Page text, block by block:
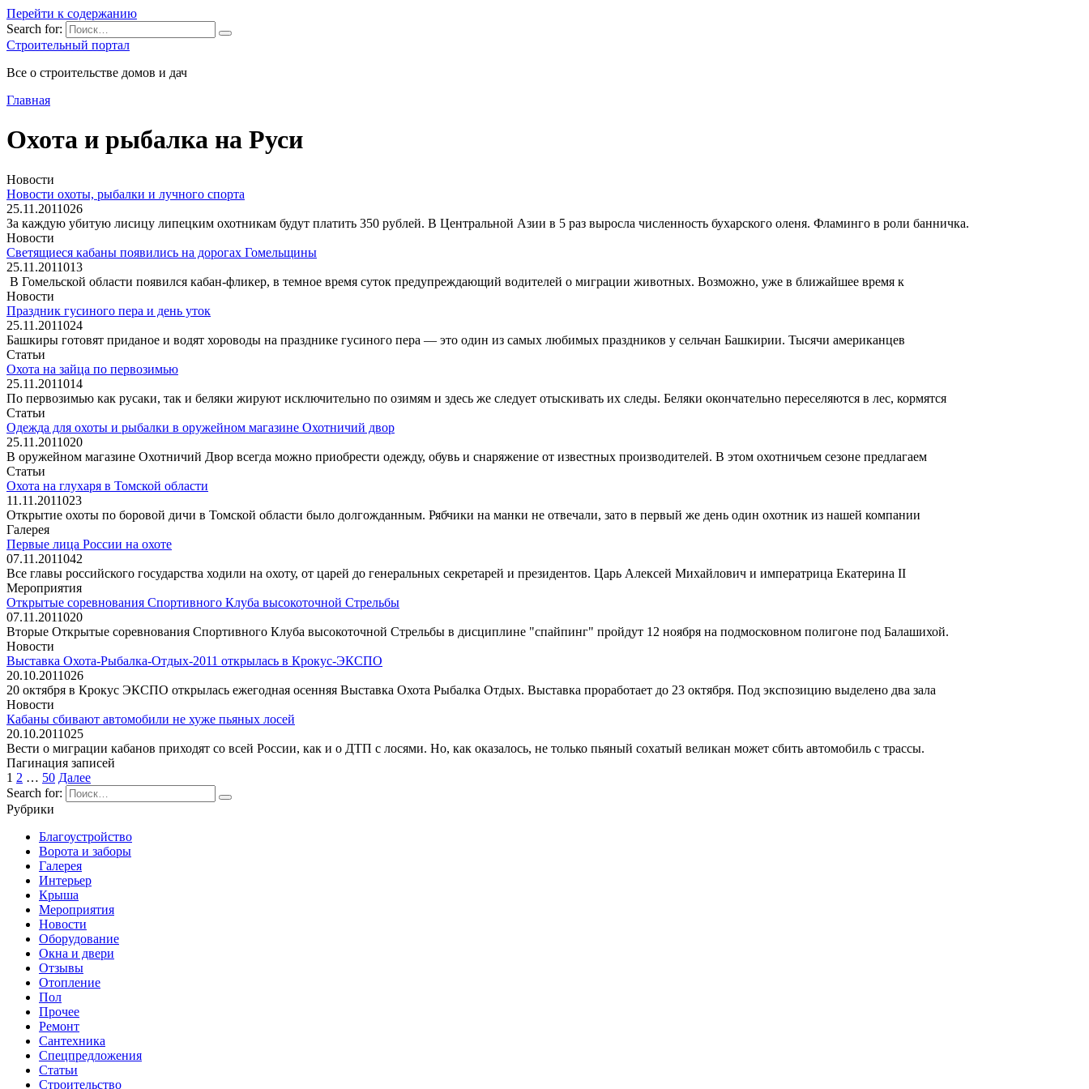
Перейти к содержанию
Search for:
Строительный портал
Все о строительстве домов и дач
Главная
Охота и рыбалка на Руси
Новости
Новости охоты, рыбалки и лучного спорта
25.11.2011026
За каждую убитую лисицу липецким охотникам будут платить 350 рублей. В Центральной Азии в 5 раз выросла численность бухарского оленя. Фламинго в роли банничка.
Новости
Светящиеся кабаны появились на дорогах Гомельщины
25.11.2011013
В Гомельской области появился кабан-фликер, в темное время суток предупреждающий водителей о миграции животных. Возможно, уже в ближайшее время к
Новости
Праздник гусиного пера и день уток
25.11.2011024
Башкиры готовят приданое и водят хороводы на празднике гусиного пера — это один из самых любимых праздников у сельчан Башкирии. Тысячи американцев
Статьи
Охота на зайца по первозимью
25.11.2011014
По первозимью как русаки, так и беляки жируют исключительно по озимям и здесь же следует отыскивать их следы. Беляки окончательно переселяются в лес, кормятся
Статьи
Одежда для охоты и рыбалки в оружейном магазине Охотничий двор
25.11.2011020
В оружейном магазине Охотничий Двор всегда можно приобрести одежду, обувь и снаряжение от известных производителей. В этом охотничьем сезоне предлагаем
Статьи
Охота на глухаря в Томской области
11.11.2011023
Открытие охоты по боровой дичи в Томской области было долгожданным. Рябчики на манки не отвечали, зато в первый же день один охотник из нашей компании
Галерея
Первые лица России на охоте
07.11.2011042
Все главы российского государства ходили на охоту, от царей до генеральных секретарей и президентов. Царь Алексей Михайлович и императрица Екатерина II
Мероприятия
Открытые соревнования Спортивного Клуба высокоточной Стрельбы
07.11.2011020
Вторые Открытые соревнования Спортивного Клуба высокоточной Стрельбы в дисциплине "спайпинг" пройдут 12 ноября на подмосковном полигоне под Балашихой.
Новости
Выставка Охота-Рыбалка-Отдых-2011 открылась в Крокус-ЭКСПО
20.10.2011026
20 октября в Крокус ЭКСПО открылась ежегодная осенняя Выставка Охота Рыбалка Отдых. Выставка проработает до 23 октября. Под экспозицию выделено два зала
Новости
Кабаны сбивают автомобили не хуже пьяных лосей
20.10.2011025
Вести о миграции кабанов приходят со всей России, как и о ДТП с лосями. Но, как оказалось, не только пьяный сохатый великан может сбить автомобиль с трассы.
Пагинация записей
1 2 … 50 Далее
Search for:
Рубрики
Благоустройство
Ворота и заборы
Галерея
Интерьер
Крыша
Мероприятия
Новости
Оборудование
Окна и двери
Отзывы
Отопление
Пол
Прочее
Ремонт
Сантехника
Спецпредложения
Статьи
Строительство